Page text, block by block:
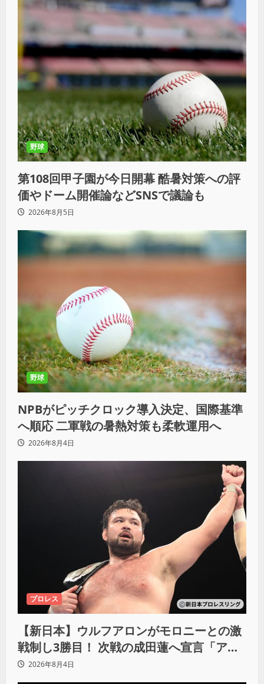
野球
第108回甲子園が今日開幕 酷暑対策への評
価やドーム開催論などSNSで議論も
2026年8月5日
野球
NPBがピッチクロック導入決定、国際基準
へ順応 二軍戦の暑熱対策も柔軟運用へ
2026年8月4日
プロレス
【新日本】ウルフアロンがモロニーとの激
戦制し3勝目！ 次戦の成田蓮へ宣言「アイ
ツの王道を俺の王道でぶち壊す」
2026年8月4日